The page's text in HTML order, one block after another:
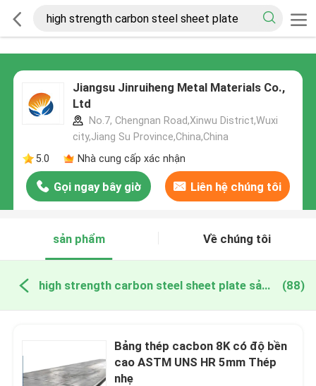
Jiangsu Jinruiheng Metal Materials Co.,
Ltd
No.7, Chengnan Road,Xinwu District,Wuxi
city,Jiang Su Province,China,China
5.0
Nhà cung cấp xác nhận
Gọi ngay bây giờ Liên hệ chúng tôi
sản phẩm Về chúng tôi
high strength carbon steel sheet plate sản xuất trực tuyến (88)
Bảng thép cacbon 8K có độ bền
cao ASTM UNS HR 5mm Thép
nhẹ